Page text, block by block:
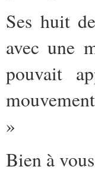
Ses huit
avec une
pouvait
»
Bien à